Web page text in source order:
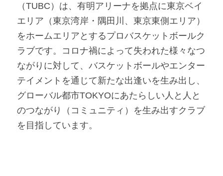
（TUBC）は、有明アリーナを拠点に東京ベイ
エリア（東京湾岸・隅田川、東京東側エリア）
をホームエリアとするプロバスケットボールク
ラブです。コロナ禍によって失われた様々なつ
ながりに対して、バスケットボールやエンター
テイメントを通じて新たな出逢いを生み出し、
グローバル都市TOKYOにあたらしい人と人と
のつながり（コミュニティ）を生み出すクラブ
を目指しています。